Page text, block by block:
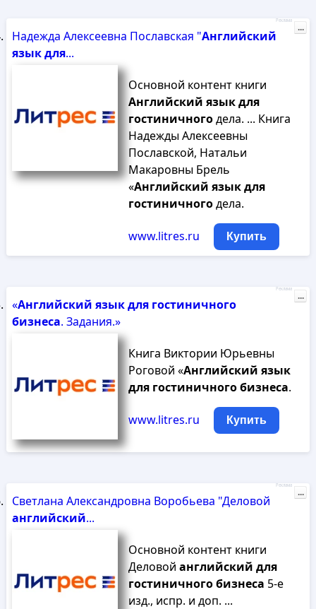
Надежда Алексеевна Пославская "Английский
языкдля...
Основной контент книги
Английский языкдля
гостиничногодела. ... Книга
Надежды Алексеевны
Пославской, Натальи
Макаровны Брель
«Английский языкдля
гостиничногодела.
www.litres.ru Купить
Реклама
...
«Английский языкдля гостиничного
бизнеса. Задания.»
Книга Виктории Юрьевны
Роговой «Английский язык
для гостиничногобизнеса.
www.litres.ru Купить
Реклама
...
Светлана Александровна Воробьева "Деловой
английский...
Основной контент книги
Деловой английский для
гостиничногобизнеса 5-е
изд., испр. и доп. ...
Реклама
...